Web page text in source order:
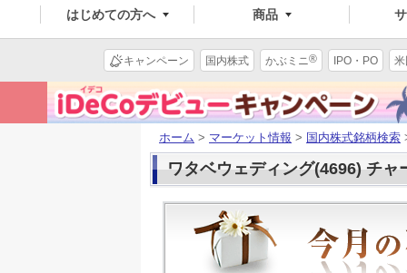
はじめての方へ 商品
キャンペーン 国内株式 かぶミニ® IPO・PO
ホーム > マーケット情報 > 国内株式銘柄検索
ワタベウェディング(4696) チャ